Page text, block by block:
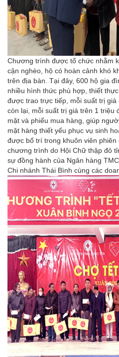
Chương trình được tổ chức nhằm
cận nghèo, hộ có hoàn cảnh khó
trên địa bàn. Tại đây, 600 hộ gia
nhiều hình thức phù hợp, thiết
được trao trực tiếp, mỗi suất trị
còn lại, mỗi suất trị giá trên 1 triệu
mặt và phiếu mua hàng, giúp
mặt hàng thiết yếu phục vụ sinh
được bố trí trong khuôn viên
chương trình do Hội Chữ thập đỏ
sự đồng hành của Ngân hàng
Chi nhánh Thái Bình cùng các